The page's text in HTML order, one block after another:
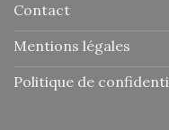
Contact
Mentions légales
Politique de